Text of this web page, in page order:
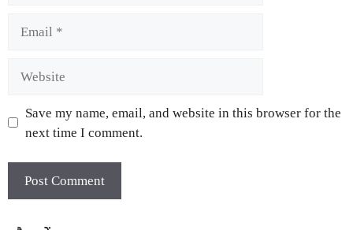
Save my name, email, and website in this browser for the
next time I comment.